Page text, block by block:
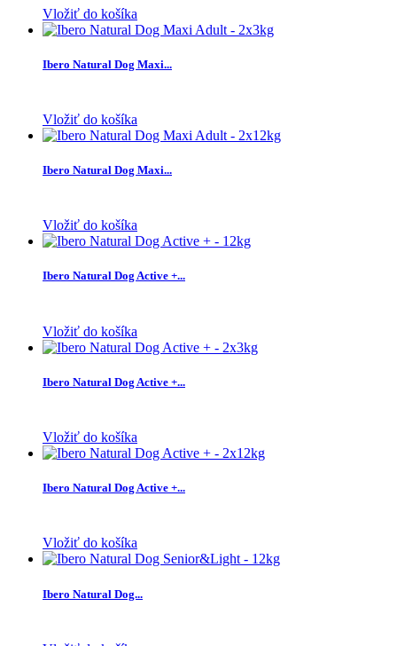
Vložiť do košíka
Ibero Natural Dog Maxi...
Vložiť do košíka
Ibero Natural Dog Maxi...
Vložiť do košíka
Ibero Natural Dog Active +...
Vložiť do košíka
Ibero Natural Dog Active +...
Vložiť do košíka
Ibero Natural Dog Active +...
Vložiť do košíka
Ibero Natural Dog...